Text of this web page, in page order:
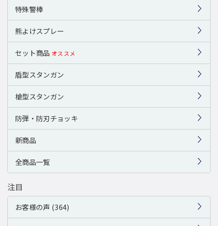
特殊警棒
熊よけスプレー
セット商品 オススメ
盾型スタンガン
槍型スタンガン
防弾・防刃チョッキ
新商品
全商品一覧
注目
お客様の声 (364)